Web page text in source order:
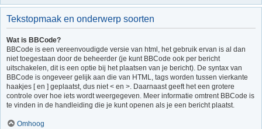
Tekstopmaak en onderwerp soorten
Wat is BBCode?
BBCode is een vereenvoudigde versie van html, het gebruik ervan is al dan
niet toegestaan door de beheerder (je kunt BBCode ook per bericht
uitschakelen, dit is een optie bij het plaatsen van je bericht). De syntax van
BBCode is ongeveer gelijk aan die van HTML, tags worden tussen vierkante
haakjes [ en ] geplaatst, dus niet < en >. Daarnaast geeft het een grotere
controle over hoe iets wordt weergegeven. Meer informatie omtrent BBCode is
te vinden in de handleiding die je kunt openen als je een bericht plaatst.
Omhoog